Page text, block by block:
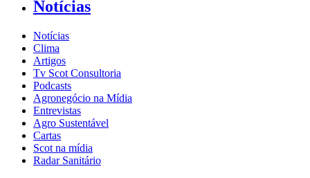
Notícias
Notícias
Clima
Artigos
Tv Scot Consultoria
Podcasts
Agronegócio na Mídia
Entrevistas
Agro Sustentável
Cartas
Scot na mídia
Radar Sanitário